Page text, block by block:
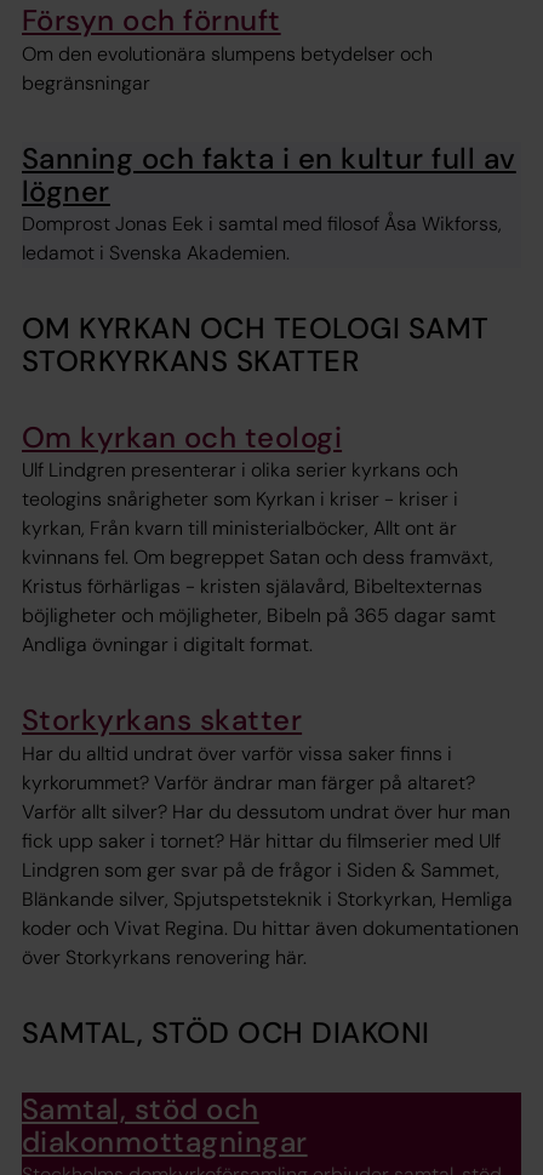
Försyn och förnuft
Om den evolutionära slumpens betydelser och
begränsningar
Sanning och fakta i en kultur full av
lögner
Domprost Jonas Eek i samtal med filosof Åsa Wikforss,
ledamot i Svenska Akademien.
OM KYRKAN OCH TEOLOGI SAMT
STORKYRKANS SKATTER
Om kyrkan och teologi
Ulf Lindgren presenterar i olika serier kyrkans och
teologins snårigheter som Kyrkan i kriser - kriser i
kyrkan, Från kvarn till ministerialböcker, Allt ont är
kvinnans fel. Om begreppet Satan och dess framväxt,
Kristus förhärligas - kristen själavård, Bibeltexternas
böjligheter och möjligheter, Bibeln på 365 dagar samt
Andliga övningar i digitalt format.
Storkyrkans skatter
Har du alltid undrat över varför vissa saker finns i
kyrkorummet? Varför ändrar man färger på altaret?
Varför allt silver? Har du dessutom undrat över hur man
fick upp saker i tornet? Här hittar du filmserier med Ulf
Lindgren som ger svar på de frågor i Siden & Sammet,
Blänkande silver, Spjutspetsteknik i Storkyrkan, Hemliga
koder och Vivat Regina. Du hittar även dokumentationen
över Storkyrkans renovering här.
SAMTAL, STÖD OCH DIAKONI
Samtal, stöd och
diakonmottagningar